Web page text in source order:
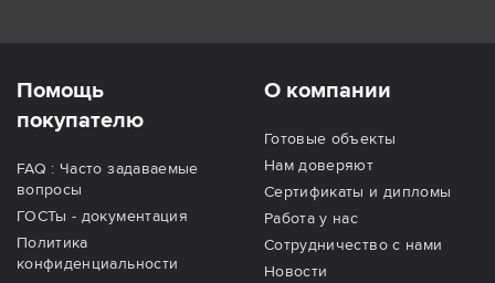
Помощь
покупателю
FAQ : Часто задаваемые
вопросы
ГОСТы - документация
Политика
конфиденциальности
О компании
Готовые объекты
Нам доверяют
Сертификаты и дипломы
Работа у нас
Сотрудничество с нами
Новости